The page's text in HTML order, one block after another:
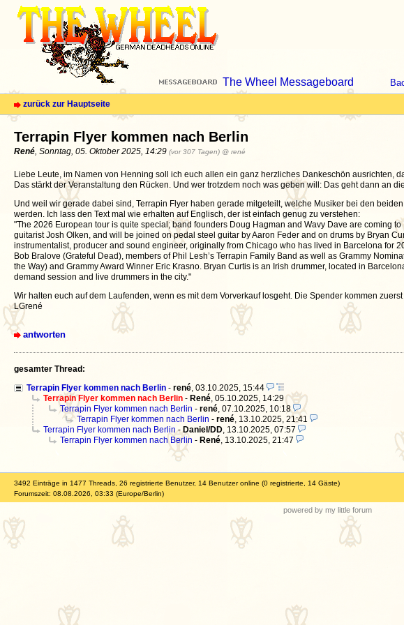
The Wheel Messageboard
zurück zur Hauptseite
Terrapin Flyer kommen nach Berlin
René , Sonntag, 05. Oktober 2025, 14:29 (vor 307 Tagen) @ rené
Liebe Leute, im Namen von Henning soll ich euch allen ein ganz herzliches Dankeschön ausrichten,
Das stärkt der Veranstaltung den Rücken. Und wer trotzdem noch was geben will: Das geht dann an
Und weil wir gerade dabei sind, Terrapin Flyer haben gerade mitgeteilt, welche Musiker bei den
werden. Ich lass den Text mal wie erhalten auf Englisch, der ist einfach genug zu verstehen:
"The 2026 European tour is quite special; band founders Doug Hagman and Wavy Dave are coming
guitarist Josh Olken, and will be joined on pedal steel guitar by Aaron Feder and on drums by Bryan
instrumentalist, producer and sound engineer, originally from Chicago who has lived in Barcelona for
Bob Bralove (Grateful Dead), members of Phil Lesh’s Terrapin Family Band as well as Grammy
the Way) and Grammy Award Winner Eric Krasno. Bryan Curtis is an Irish drummer, located in
demand session and live drummers in the city."
Wir halten euch auf dem Laufenden, wenn es mit dem Vorverkauf losgeht. Die Spender kommen
LGrené
antworten
gesamter Thread:
Terrapin Flyer kommen nach Berlin - rené 03.10.2025, 15:44
Terrapin Flyer kommen nach Berlin - René 05.10.2025, 14:29
Terrapin Flyer kommen nach Berlin - rené 07.10.2025, 10:18
Terrapin Flyer kommen nach Berlin - rené 13.10.2025, 21:41
Terrapin Flyer kommen nach Berlin-Daniel/DD 13.10.2025, 07:57
Terrapin Flyer kommen nach Berlin - René 13.10.2025, 21:47
3492 Einträge in 1477 Threads, 26 registrierte Benutzer, 14 Benutzer online (0 registrierte, 14 Gäste)
Forumszeit: 08.08.2026, 03:33 (Europe/Berlin)
powered by my little forum